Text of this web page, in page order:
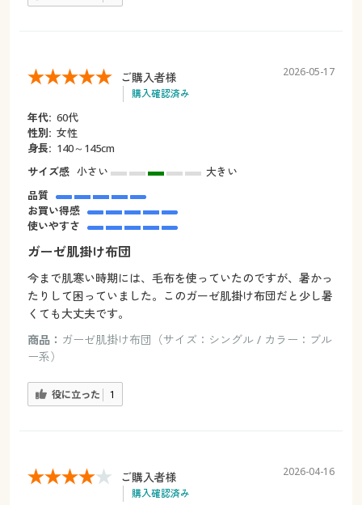
ご購入者様
購入確認済み
2026-05-17
年代: 60代
性別: 女性
身長: 140～145cm
サイズ感 小さい
大きい
品質
お買い得感
使いやすさ
ガーゼ肌掛け布団
今まで肌寒い時期には、毛布を使っていたのですが、暑かっ
たりして困っていました。このガーゼ肌掛け布団だと少し暑
くても大丈夫です。
商品： ガーゼ肌掛け布団（サイズ：シングル / カラー：ブル
ー系）
役に立った 1
ご購入者様
購入確認済み
2026-04-16